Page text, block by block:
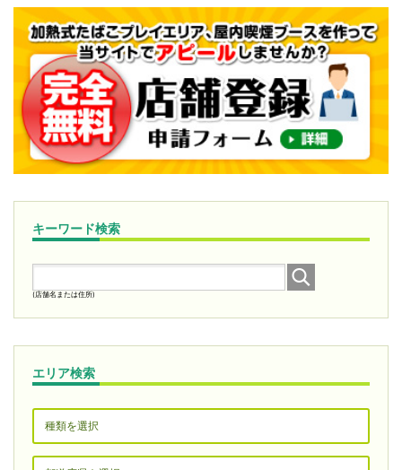
キーワード検索
(店舗名または住所)
エリア検索